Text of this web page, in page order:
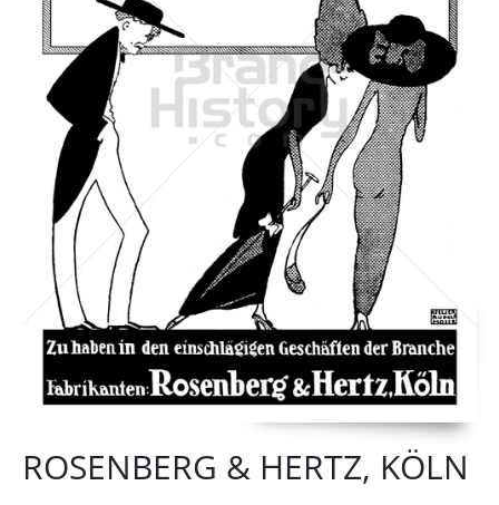
ROSENBERG & HERTZ, KÖLN